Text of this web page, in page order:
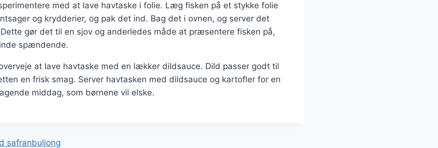
med at lave havtaske i folie. Læg fisken på et stykke folie
og krydderier, og pak det ind. Bag det i ovnen, og server det
gør det til en sjov og anderledes måde at præsentere fisken på,
spændende.
at lave havtaske med en lækker dildsauce. Dild passer godt til
en frisk smag. Server havtasken med dildsauce og kartofler for en
middag, som børnene vil elske.
safranbuljong